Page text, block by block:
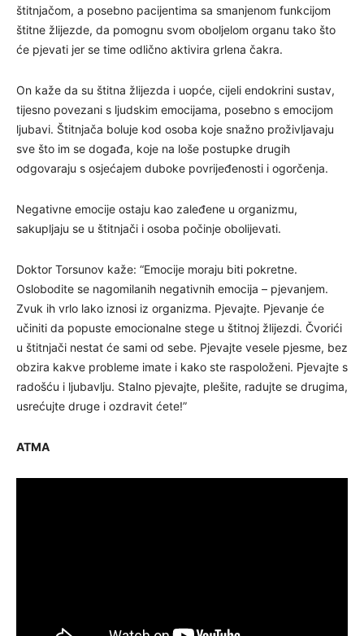
štitnjačom, a posebno pacijentima sa smanjenom funkcijom
štitne žlijezde, da pomognu svom oboljelom organu tako što
će pjevati jer se time odlično aktivira grlena čakra.
On kaže da su štitna žlijezda i uopće, cijeli endokrini sustav,
tijesno povezani s ljudskim emocijama, posebno s emocijom
ljubavi. Štitnjača boluje kod osoba koje snažno proživljavaju
sve što im se događa, koje na loše postupke drugih
odgovaraju s osjećajem duboke povrijeđenosti i ogorčenja.
Negativne emocije ostaju kao zaleđene u organizmu,
sakupljaju se u štitnjači i osoba počinje obolijevati.
Doktor Torsunov kaže: “Emocije moraju biti pokretne.
Oslobodite se nagomilanih negativnih emocija – pjevanjem.
Zvuk ih vrlo lako iznosi iz organizma. Pjevajte. Pjevanje će
učiniti da popuste emocionalne stege u štitnoj žlijezdi. Čvorići
u štitnjači nestat će sami od sebe. Pjevajte vesele pjesme, bez
obzira kakve probleme imate i kako ste raspoloženi. Pjevajte s
radošću i ljubavlju. Stalno pjevajte, plešite, radujte se drugima,
usrećujte druge i ozdravit ćete!”
ATMA